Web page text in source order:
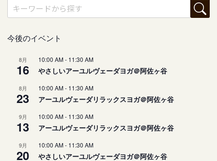
今後のイベント
8月
16
10:00 AM- 11:30 AM
やさしいアーユルヴェーダヨガ＠阿佐ヶ谷
8月
23
10:00 AM- 11:30 AM
アーユルヴェーダリラックスヨガ＠阿佐ヶ谷
9月
13
10:00 AM- 11:30 AM
アーユルヴェーダリラックスヨガ＠阿佐ヶ谷
9月
20
10:00 AM- 11:30 AM
やさしいアーユルヴェーダヨガ＠阿佐ヶ谷